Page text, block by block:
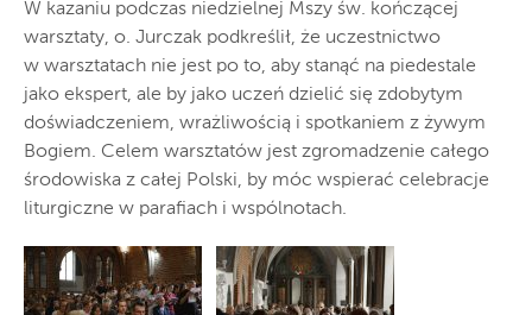
W kazaniu podczas niedzielnej Mszy św. kończącej
warsztaty, o. Jurczak podkreślił, że uczestnictwo
w warsztatach nie jest po to, aby stanąć na piedestale
jako ekspert, ale by jako uczeń dzielić się zdobytym
doświadczeniem, wrażliwością i spotkaniem z żywym
Bogiem. Celem warsztatów jest zgromadzenie całego
środowiska z całej Polski, by móc wspierać celebracje
liturgiczne w parafiach i wspólnotach.